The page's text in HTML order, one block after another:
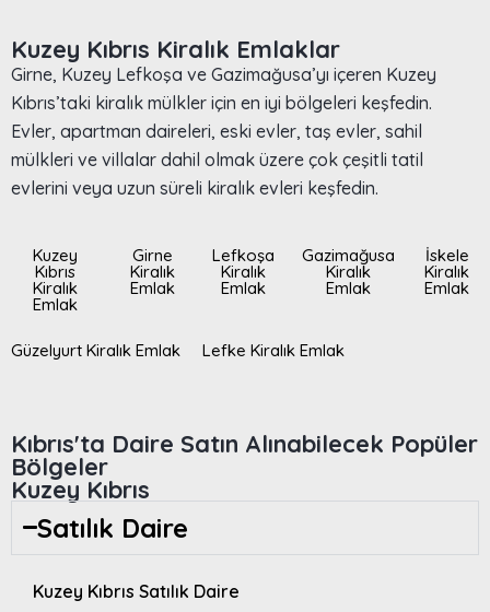
Kuzey Kıbrıs Kiralık Emlaklar
Girne, Kuzey Lefkoşa ve Gazimağusa’yı içeren Kuzey
Kıbrıs’taki kiralık mülkler için en iyi bölgeleri keşfedin.
Evler, apartman daireleri, eski evler, taş evler, sahil
mülkleri ve villalar dahil olmak üzere çok çeşitli tatil
evlerini veya uzun süreli kiralık evleri keşfedin.
Kuzey
Kıbrıs
Kiralık
Emlak
Girne
Kiralık
Emlak
Lefkoşa
Kiralık
Emlak
Gazimağusa
Kiralık
Emlak
İskele
Kiralık
Emlak
Güzelyurt Kiralık Emlak Lefke Kiralık Emlak
Kıbrıs'ta Daire Satın Alınabilecek Popüler
Bölgeler
Kuzey Kıbrıs
Satılık Daire
Kuzey Kıbrıs Satılık Daire